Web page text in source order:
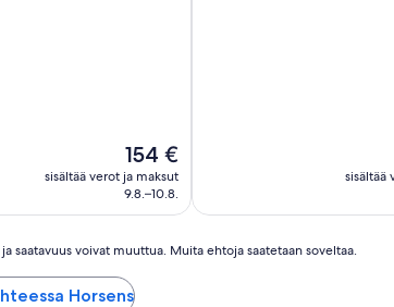
Hinta
on
154 €
154 €
sisältää verot ja maksut
9.8.–10.8.
sisältää
saatavuus voivat muuttua. Muita ehtoja saatetaan soveltaa.
Horsens